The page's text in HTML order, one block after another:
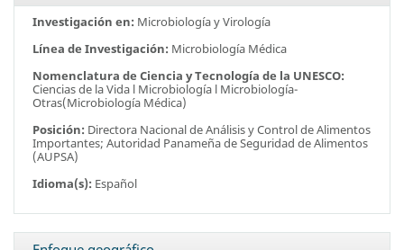
Investigación en: Microbiología y Virología
Línea de Investigación: Microbiología Médica
Nomenclatura de Ciencia y Tecnología de la UNESCO:
Ciencias de la Vida l Microbiología l Microbiología-
Otras(Microbiología Médica)
Posición: Directora Nacional de Análisis y Control de Alimentos
Importantes; Autoridad Panameña de Seguridad de Alimentos
(AUPSA)
Idioma(s): Español